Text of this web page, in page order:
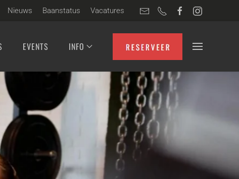
Nieuws Baanstatus Vacatures
EVENTS INFO